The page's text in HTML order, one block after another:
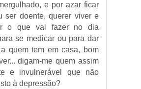
e por azar ficar
ser doente, querer viver e
o que vai fazer no dia
se medicar ou para dar
quem tem em casa, bom
digam-me quem assim
e invulnerável que não
à depressão?